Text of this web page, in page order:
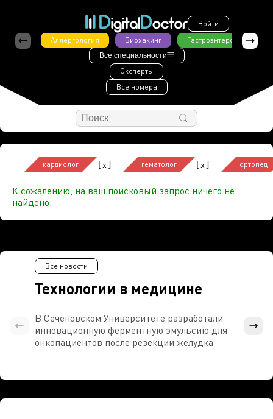
Войти
Аллергология
Биохакинг Гастроэнтерология
Все специальности
Эксперты
Все номера
кардиолог [x] гематолог [x] ортопед
К сожалению, на ваш поисковый запрос ничего не
найдено.
Технологии в медицине
Все новости
В Сеченовском Университете разработали
инновационную ферментную эмульсию для
онкопациентов после резекции желудка